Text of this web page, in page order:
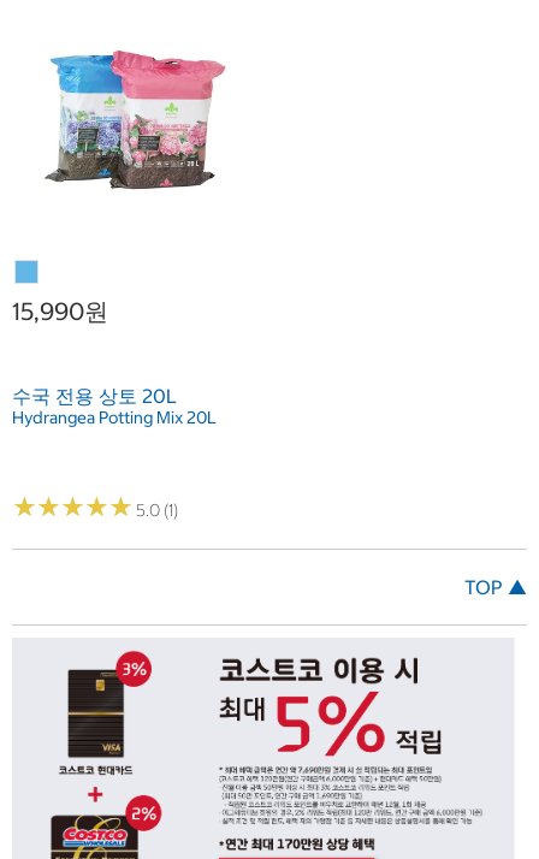
15,990원
수국 전용 상토 20L
Hydrangea Potting Mix 20L
★★★★★
★★★★★ 5.0 (1)
TOP ▲